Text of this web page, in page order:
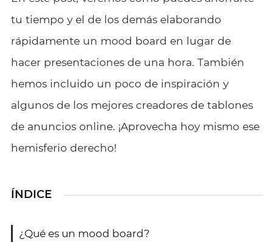
tu tiempo y el de los demás elaborando
rápidamente un mood board en lugar de
hacer presentaciones de una hora. También
hemos incluido un poco de inspiración y
algunos de los mejores creadores de tablones
de anuncios online. ¡Aprovecha hoy mismo ese
hemisferio derecho!
ÍNDICE
¿Qué es un mood board?